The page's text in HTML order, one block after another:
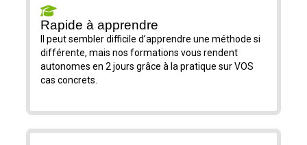
Rapide à apprendre
Il peut sembler difficile d’apprendre une méthode si
différente, mais nos formations vous rendent
autonomes en 2 jours grâce à la pratique sur VOS
cas concrets.